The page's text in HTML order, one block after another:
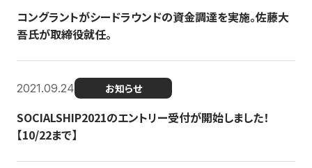
コングラントがシードラウンドの資金調達を実施。佐藤大
吾氏が取締役就任。
2021.09.24 お知らせ
SOCIALSHIP2021のエントリー受付が開始しました！
【10/22まで】